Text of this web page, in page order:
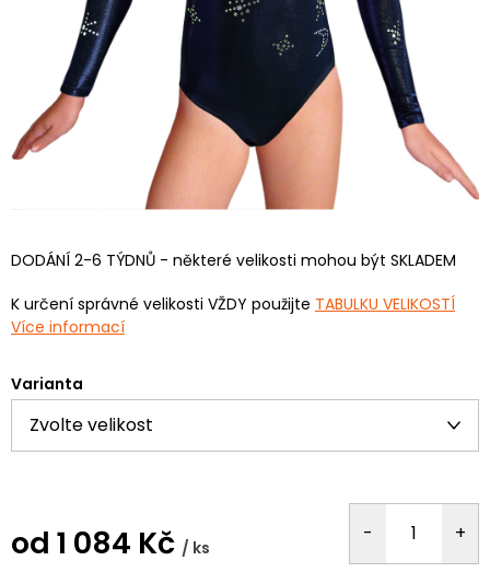
DODÁNÍ 2-6 TÝDNŮ - některé velikosti mohou být SKLADEM
K určení správné velikosti VŽDY použijte TABULKU VELIKOSTÍ
Více informací
Varianta
od 1 084 Kč / ks